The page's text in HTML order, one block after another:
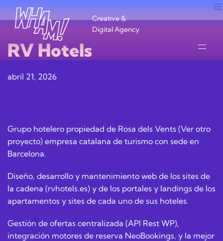
Creative &
Digital Agency
RV Hotels
abril 21, 2026
Grupo hotelero propiedad de Rosa dels Vents (Ver otro
proyecto) empresa catalana de turismo con sede en
Barcelona.
Diseño, desarrollo y mantenimiento web de los sites de
la cadena (rvhotels.es) y de los portales y landings de los
apartamentos y sites de cada uno de sus hoteles.
Gestión de ofertas centralizada (API Rest WP),
integración motores de reserva NeoBookings, y la mejor